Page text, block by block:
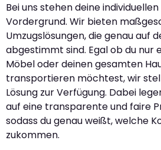
Bei uns stehen deine
Vordergrund. Wir bieten
Umzugslösungen, die genau auf
abgestimmt sind. Egal ob du nur
Möbel oder deinen gesamten
transportieren möchtest, wir
Lösung zur Verfügung. Dabei
auf eine transparente und faire
sodass du genau weißt, welche
zukommen.